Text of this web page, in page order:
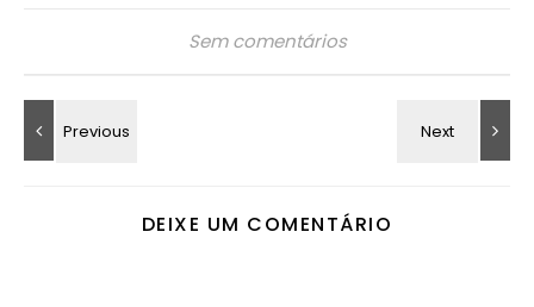
Sem comentários
DEIXE UM COMENTÁRIO